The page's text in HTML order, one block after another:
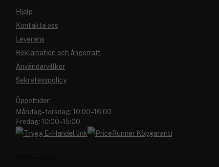
Hjälp
Kontakta oss
Leverans
Reklamation och ångerrätt
Användarvillkor
Sekretesspolicy
Öppettider:
Måndag–torsdag: 10:00–16:00
Fredag: 10:00–15:00